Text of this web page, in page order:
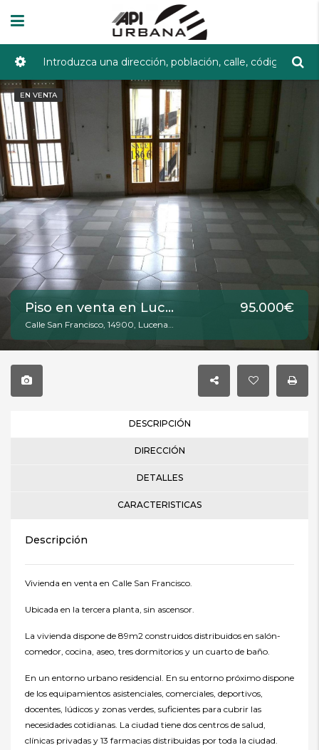
EN VENTA
Piso en venta en Lucena de 89 m2 REF:134
Calle San Francisco, 14900, Lucena, Córdoba
95.000€
DESCRIPCIÓN
DIRECCIÓN
DETALLES
CARACTERISTICAS
Descripción
Vivienda en venta en Calle San Francisco.
Ubicada en la tercera planta, sin ascensor.
La vivienda dispone de 89m2 construidos distribuidos en salón-
comedor, cocina, aseo, tres dormitorios y un cuarto de baño.
En un entorno urbano residencial. En su entorno próximo dispone
de los equipamientos asistenciales, comerciales, deportivos,
docentes, lúdicos y zonas verdes, suficientes para cubrir las
necesidades cotidianas. La ciudad tiene dos centros de salud,
clínicas privadas y 13 farmacias distribuidas por toda la ciudad.